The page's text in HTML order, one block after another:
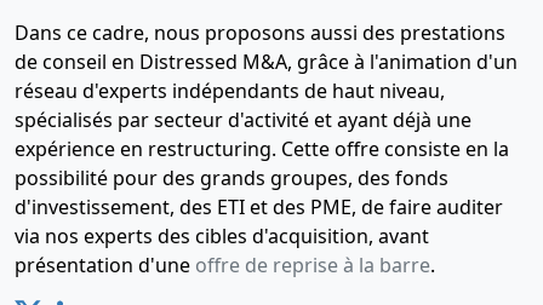
Dans ce cadre, nous proposons aussi des prestations
de conseil en Distressed M&A, grâce à l'animation d'un
réseau d'experts indépendants de haut niveau,
spécialisés par secteur d'activité et ayant déjà une
expérience en restructuring. Cette offre consiste en la
possibilité pour des grands groupes, des fonds
d'investissement, des ETI et des PME, de faire auditer
via nos experts des cibles d'acquisition, avant
présentation d'une offre de reprise à la barre.